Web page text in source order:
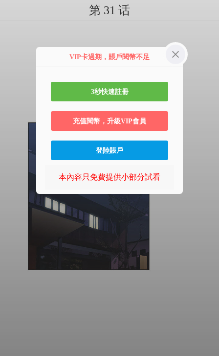
第 31 话
VIP卡過期，賬戶閱幣不足
3秒快速註冊
充值閱幣，升級VIP會員
登陸賬戶
本內容只免費提供小部分試看